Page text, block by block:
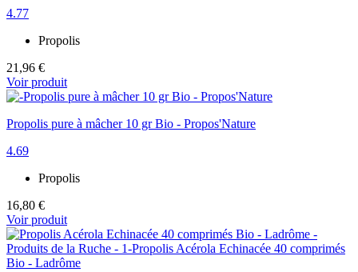
4.77
Propolis
21,96 €
Voir produit
Propolis pure à mâcher 10 gr Bio - Propos'Nature
4.69
Propolis
16,80 €
Voir produit